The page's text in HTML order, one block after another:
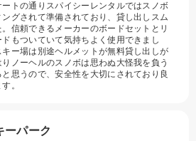
ートの通りスパイシーレンタルではスノボ
グされて準備されており、貸し出しスム
。信頼できるメーカーのボードセットとリ
ドもついていて気持ちよく使用できまし
キー場は別途ヘルメットが無料貸し出しが
ノーヘルのスノボは思わぬ大怪我を負う
と思うので、安全性を大切にされており良
。
ーパーク